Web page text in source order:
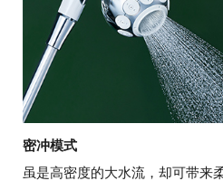
密冲模式
虽是高密度的大水流，却可带来